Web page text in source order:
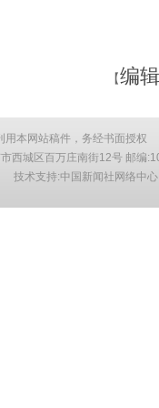
【编
用本网站稿件，务经书面授权
西城区百万庄南街12号 邮编
技术支持:中国新闻社网络中心